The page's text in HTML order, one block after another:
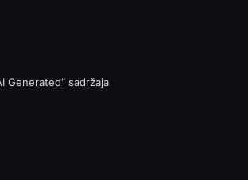
Generated“ sadržaja